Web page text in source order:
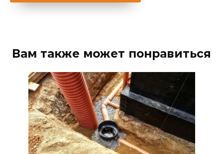
Вам также может понравиться